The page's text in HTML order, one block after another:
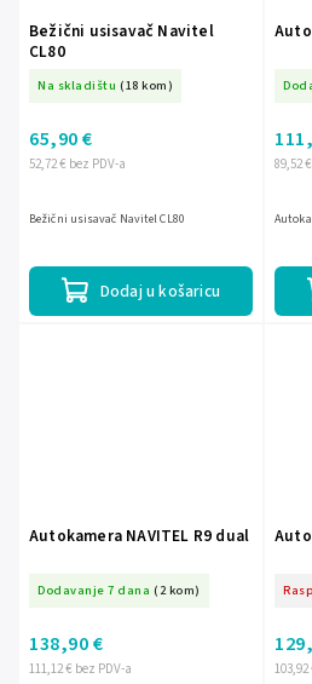
Bežični usisavač Navitel
CL80
Na skladištu (18 kom)
52,72 € bez PDV-a
65,90 €
Dodaj u košaricu
Bežični usisavač Navitel CL80
89,52
Autokamera NAVITEL R9 dual
Dodavanje 7 dana (2 kom)
111,12 € bez PDV-a
138,90 €
Auto